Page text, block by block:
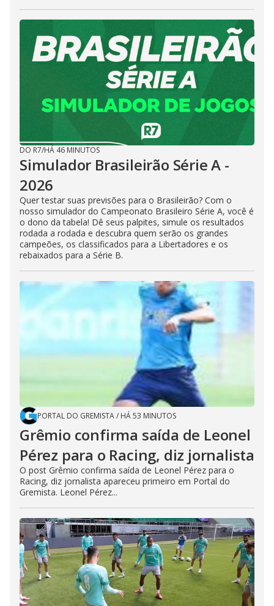
DO R7/HÁ 46 MINUTOS
Simulador Brasileirão Série A -
2026
Quer testar suas previsões para o Brasileirão? Com o
nosso simulador do Campeonato Brasileiro Série A, você é
o dono da tabela! Dê seus palpites, simule os resultados
rodada a rodada e descubra quem serão os grandes
campeões, os classificados para a Libertadores e os
rebaixados para a Série B.
PORTAL DO GREMISTA/ HÁ 53 MINUTOS
Grêmio confirma saída de Leonel
Pérez para o Racing, diz jornalista
O post Grêmio confirma saída de Leonel Pérez para o
Racing, diz jornalista apareceu primeiro em Portal do
Gremista. Leonel Pérez...